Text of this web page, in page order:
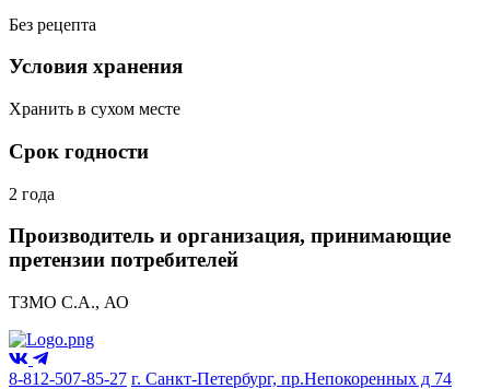
Без рецепта
Условия хранения
Хранить в сухом месте
Срок годности
2 года
Производитель и организация, принимающие
претензии потребителей
ТЗМО С.А., АО
8-812-507-85-27 г. Санкт-Петербург, пр.Непокоренных д 74